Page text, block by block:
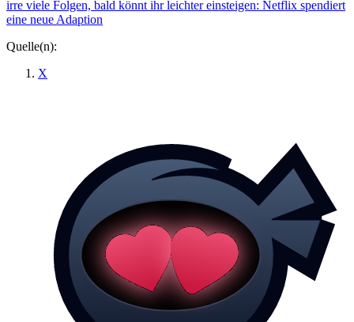
irre viele Folgen, bald könnt ihr leichter einsteigen: Netflix spendiert
eine neue Adaption
Quelle(n):
X